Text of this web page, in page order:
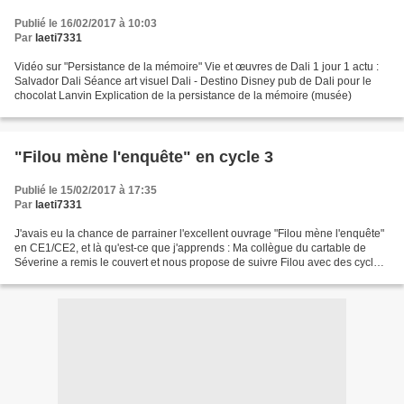
Publié le 16/02/2017 à 10:03
Par laeti7331
Vidéo sur "Persistance de la mémoire" Vie et œuvres de Dali 1 jour 1 actu :
Salvador Dali Séance art visuel Dali - Destino Disney pub de Dali pour le
chocolat Lanvin Explication de la persistance de la mémoire (musée)
"Filou mène l'enquête" en cycle 3
Publié le 15/02/2017 à 17:35
Par laeti7331
J'avais eu la chance de parrainer l'excellent ouvrage "Filou mène l'enquête"
en CE1/CE2, et là qu'est-ce que j'apprends : Ma collègue du cartable de
Séverine a remis le couvert et nous propose de suivre Filou avec des cycles